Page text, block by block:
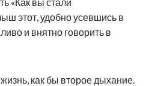
этот, удобно усевшись в
и внятно говорить в
как бы второе дыхание.